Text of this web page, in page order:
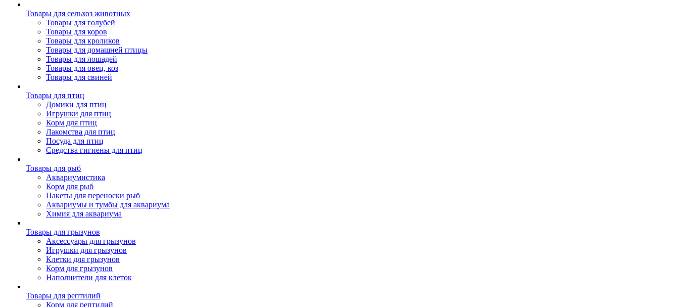
Товары для сельхоз животных
Товары для голубей
Товары для коров
Товары для кроликов
Товары для домашней птицы
Товары для лошадей
Товары для овец, коз
Товары для свиней
Товары для птиц
Домики для птиц
Игрушки для птиц
Корм для птиц
Лакомства для птиц
Посуда для птиц
Средства гигиены для птиц
Товары для рыб
Аквариумистика
Корм для рыб
Пакеты для переноски рыб
Аквариумы и тумбы для аквариума
Химия для аквариума
Товары для грызунов
Аксессуары для грызунов
Игрушки для грызунов
Клетки для грызунов
Корм для грызунов
Наполнители для клеток
Товары для рептилий
Корм для рептилий